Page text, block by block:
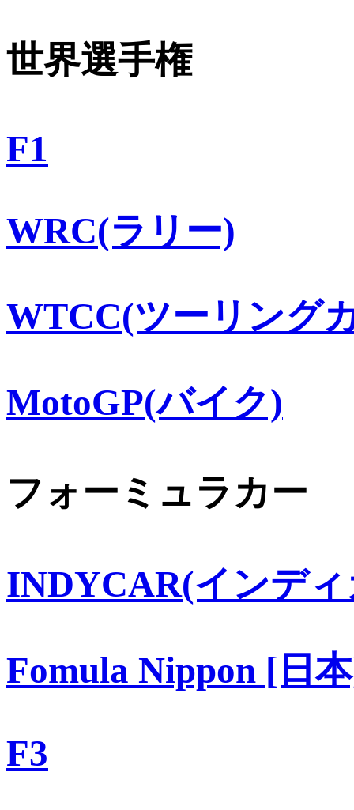
世界選手権
F1
WRC(ラリー)
WTCC(ツーリング
MotoGP(バイク)
フォーミュラカー
INDYCAR(インデ
Fomula Nippon [日
F3